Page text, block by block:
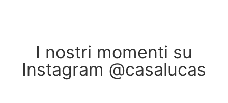
I nostri momenti su
Instagram @casalucas